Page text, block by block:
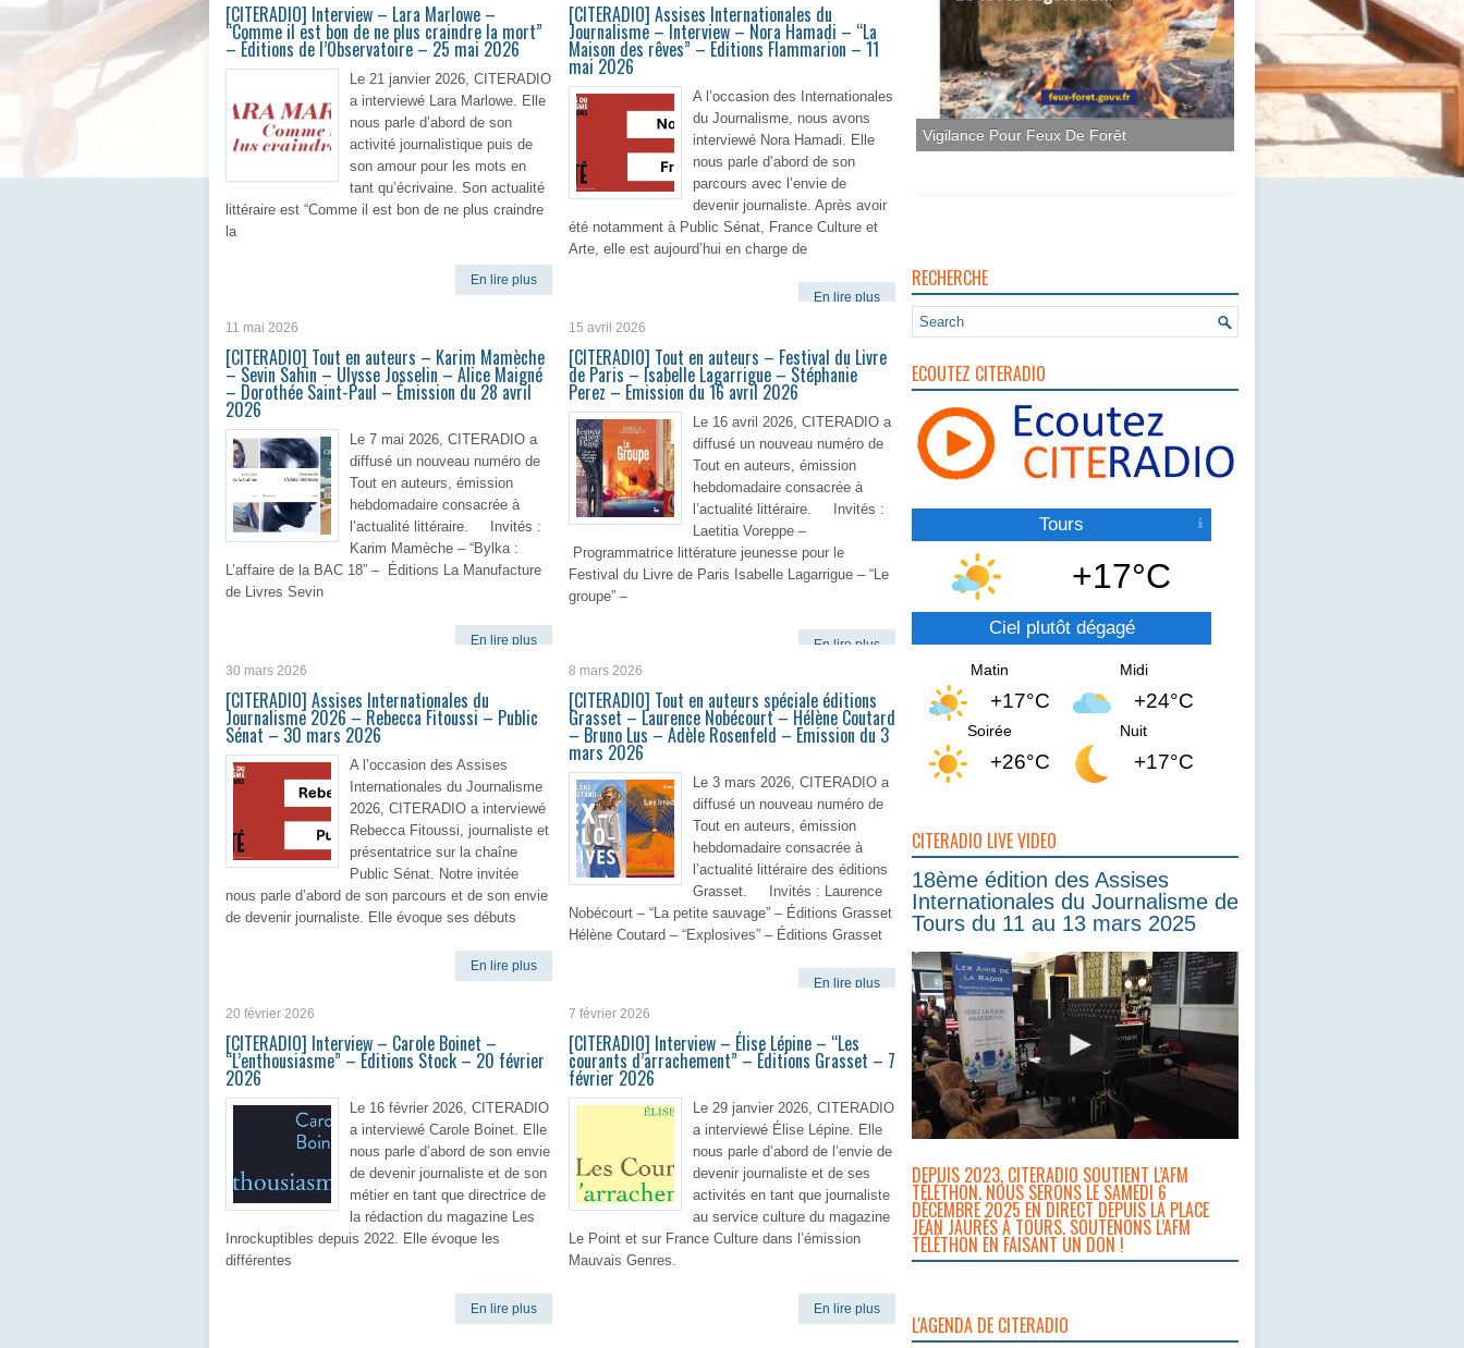
[CITERADIO] Interview – Lara Marlowe –
“Comme il est bon de ne plus craindre la mort”
– Éditions de l’Observatoire – 25 mai 2026
Le 21 janvier 2026, CITERADIO
a interviewé Lara Marlowe. Elle
nous parle d’abord de son
activité journalistique puis de
son amour pour les mots en
tant qu’écrivaine. Son actualité
littéraire est “Comme il est bon de ne plus craindre
la
En lire plus
[CITERADIO] Assises Internationales du
Journalisme – Interview – Nora Hamadi – “La
Maison des rêves” – Editions Flammarion – 11
mai 2026
A l’occasion des Internationales
du Journalisme, nous avons
interviewé Nora Hamadi. Elle
nous parle d’abord de son
parcours avec l’envie de
devenir journaliste. Après avoir
été notamment à Public Sénat, France Culture et
Arte, elle est aujourd’hui en charge de
En lire plus
11 mai 2026
[CITERADIO] Tout en auteurs – Karim Mamèche
– Sevin Sahin – Ulysse Josselin – Alice Maigné
– Dorothée Saint-Paul – Émission du 28 avril
2026
Le 7 mai 2026, CITERADIO a
diffusé un nouveau numéro de
Tout en auteurs, émission
hebdomadaire consacrée à
l’actualité littéraire. Invités :
Karim Mamèche – “Bylka :
L’affaire de la BAC 18” – Éditions La Manufacture
de Livres Sevin
En lire plus
15 avril 2026
[CITERADIO] Tout en auteurs – Festival du Livre
de Paris – Isabelle Lagarrigue – Stéphanie
Perez – Emission du 16 avril 2026
Le 16 avril 2026, CITERADIO a
diffusé un nouveau numéro de
Tout en auteurs, émission
hebdomadaire consacrée à
l’actualité littéraire. Invités :
Laetitia Voreppe –
Programmatrice littérature jeunesse pour le
Festival du Livre de Paris Isabelle Lagarrigue – “Le
groupe” –
En lire plus
30 mars 2026
[CITERADIO] Assises Internationales du
Journalisme 2026 – Rebecca Fitoussi – Public
Sénat – 30 mars 2026
A l’occasion des Assises
Internationales du Journalisme
2026, CITERADIO a interviewé
Rebecca Fitoussi, journaliste et
présentatrice sur la chaîne
Public Sénat. Notre invitée
nous parle d’abord de son parcours et de son envie
de devenir journaliste. Elle évoque ses débuts
En lire plus
8 mars 2026
[CITERADIO] Tout en auteurs spéciale éditions
Grasset – Laurence Nobécourt – Hélène Coutard
– Bruno Lus – Adèle Rosenfeld – Emission du 3
mars 2026
Le 3 mars 2026, CITERADIO a
diffusé un nouveau numéro de
Tout en auteurs, émission
hebdomadaire consacrée à
l’actualité littéraire des éditions
Grasset. Invités : Laurence
Nobécourt – “La petite sauvage” – Éditions Grasset
Hélène Coutard – “Explosives” – Éditions Grasset
En lire plus
20 février 2026
[CITERADIO] Interview – Carole Boinet –
“L’enthousiasme” – Éditions Stock – 20 février
2026
Le 16 février 2026, CITERADIO
a interviewé Carole Boinet. Elle
nous parle d’abord de son envie
de devenir journaliste et de son
métier en tant que directrice de
la rédaction du magazine Les
Inrockuptibles depuis 2022. Elle évoque les
différentes
En lire plus
7 février 2026
[CITERADIO] Interview – Élise Lépine – “Les
courants d’arrachement” – Éditions Grasset – 7
février 2026
Le 29 janvier 2026, CITERADIO
a interviewé Élise Lépine. Elle
nous parle d’abord de l’envie de
devenir journaliste et de ses
activités en tant que journaliste
au service culture du magazine
Le Point et sur France Culture dans l’émission
Mauvais Genres.
En lire plus
Vigilance Pour Feux De Forêt
RECHERCHE
ECOUTEZ CITERADIO
Tours
+17°C
Ciel plutôt dégagé
Matin
+17°C
Midi
+24°C
Soirée
+26°C
Nuit
+17°C
CITERADIO LIVE VIDEO
18ème édition des Assises
Internationales du Journalisme de
Tours du 11 au 13 mars 2025
DEPUIS 2023, CITERADIO SOUTIENT L’AFM
TÉLÉTHON. NOUS SERONS LE SAMEDI 6
DÉCEMBRE 2025 EN DIRECT DEPUIS LA PLACE
JEAN JAURÈS À TOURS. SOUTENONS L’AFM
TÉLÉTHON EN FAISANT UN DON !
L'AGENDA DE CITERADIO